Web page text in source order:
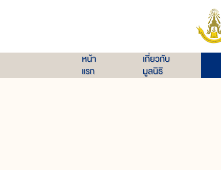
หน้า
แรก
เกี่ยวกับ
มูลนิธิ